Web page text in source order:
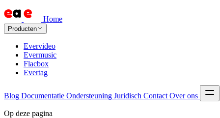
Home
Producten
Evervideo
Evermusic
Flacbox
Evertag
Blog Documentatie Ondersteuning Juridisch Contact Over ons
Op deze pagina